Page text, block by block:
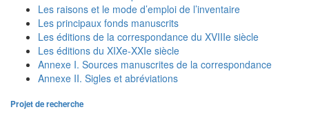
Les raisons et le mode d’emploi de l’inventaire
Les principaux fonds manuscrits
Les éditions de la correspondance du XVIIIe siècle
Les éditions du XIXe-XXIe siècle
Annexe I. Sources manuscrites de la correspondance
Annexe II. Sigles et abréviations
Projet de recherche